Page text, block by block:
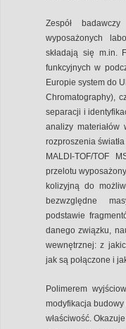
Zespół
wyposażonych
składają się m.in.
funkcyjnych w
Europie system do
Chromatography),
separacji i
analizy materiałów
rozproszenia
MALDI-TOF/TOF
przelotu
kolizyjną do
bezwzględne
podstawie
danego związku,
wewnętrznej: z
jak są połączone i
Polimerem
modyfikacja
właściwość.